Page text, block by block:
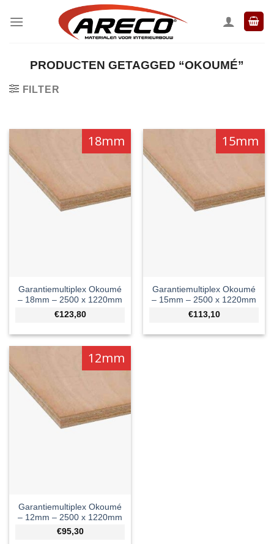
naar
PRODUCTEN GETAGGED “OKOUMÉ”
FILTER
18mm
Garantiemultiplex Okoumé
– 18mm – 2500 x 1220mm
€123,80
15mm
Garantiemultiplex Okoumé
– 15mm – 2500 x 1220mm
€113,10
12mm
Garantiemultiplex Okoumé
– 12mm – 2500 x 1220mm
€95,30